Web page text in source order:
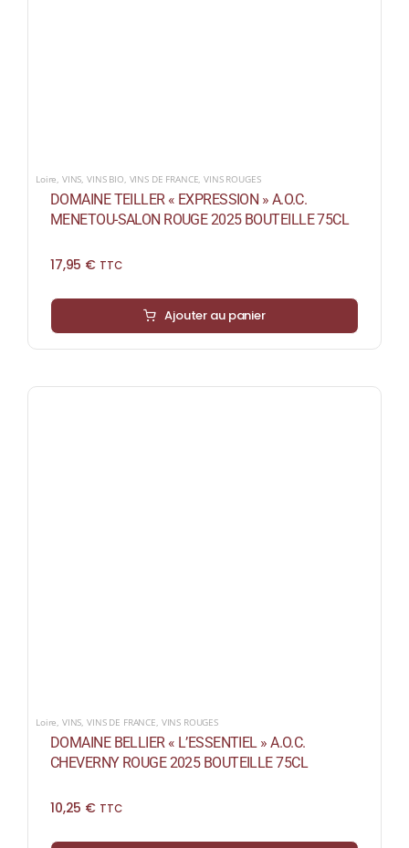
Loire, VINS,VINS BIO, VINS DE FRANCE,VINS ROUGES
DOMAINE TEILLER « EXPRESSION » A.O.C.
MENETOU-SALON ROUGE 2025 BOUTEILLE 75CL
17,95 € TTC
Ajouter au panier
Loire VINS ,VINS DE FRANCE VINS ROUGES
DOMAINE BELLIER « L’ESSENTIEL » A.O.C.
CHEVERNY ROUGE 2025 BOUTEILLE 75CL
10,25 € TTC